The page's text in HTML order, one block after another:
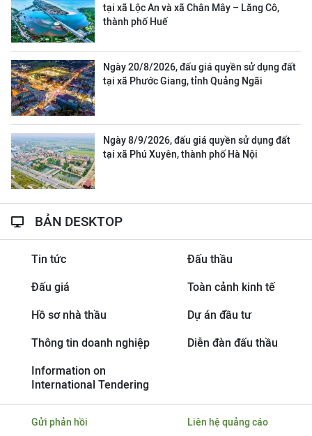
tại xã Lộc An và xã Chân Mây – Lăng Cô,
thành phố Huế
Ngày 20/8/2026, đấu giá quyền sử dụng đất
tại xã Phước Giang, tỉnh Quảng Ngãi
Ngày 8/9/2026, đấu giá quyền sử dụng đất
tại xã Phú Xuyên, thành phố Hà Nội
BẢN DESKTOP
Tin tức Đấu thầu
Đấu giá Toàn cảnh kinh tế
Hồ sơ nhà thầu Dự án đầu tư
Thông tin doanh nghiệp Diễn đàn đấu thầu
Information on
International Tendering
Gửi phản hồi Liên hệ quảng cáo